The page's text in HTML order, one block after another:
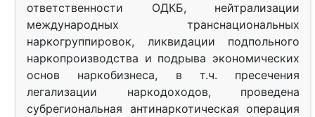
ответственности ОДКБ, нейтрализации
международных транснациональных
наркогруппировок, ликвидации подпольного
наркопроизводства и подрыва экономических
основ наркобизнеса, в т.ч. пресечения
легализации наркодоходов, проведена
субрегиональная антинаркотическая операция